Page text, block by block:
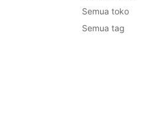
Semua toko
Semua tag